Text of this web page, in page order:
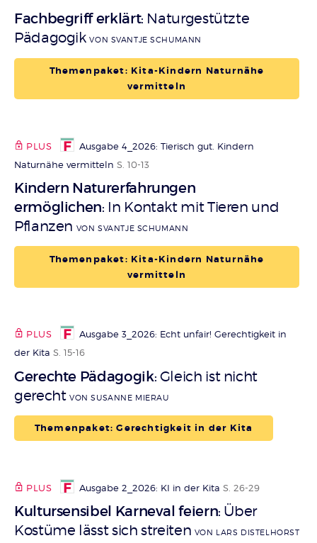
Fachbegriff erklärt: Naturgestützte
Pädagogik VON SVANTJE SCHUMANN
Themenpaket: Kita-Kindern Naturnähe
vermitteln
PLUS
Ausgabe 4_2026: Tierisch gut. Kindern
Naturnähe vermitteln S. 10-13
Kindern Naturerfahrungen
ermöglichen: In Kontakt mit Tieren und
Pflanzen VON SVANTJE SCHUMANN
Themenpaket: Kita-Kindern Naturnähe
vermitteln
PLUS
Ausgabe 3_2026: Echt unfair! Gerechtigkeit in
der Kita S. 15-16
Gerechte Pädagogik: Gleich ist nicht
gerecht VON SUSANNE MIERAU
Themenpaket: Gerechtigkeit in der Kita
PLUS Ausgabe 2_2026: KI in der Kita S. 26-29
Kultursensibel Karneval feiern: Über
Kostüme lässt sich streiten VON LARS DISTELHORST